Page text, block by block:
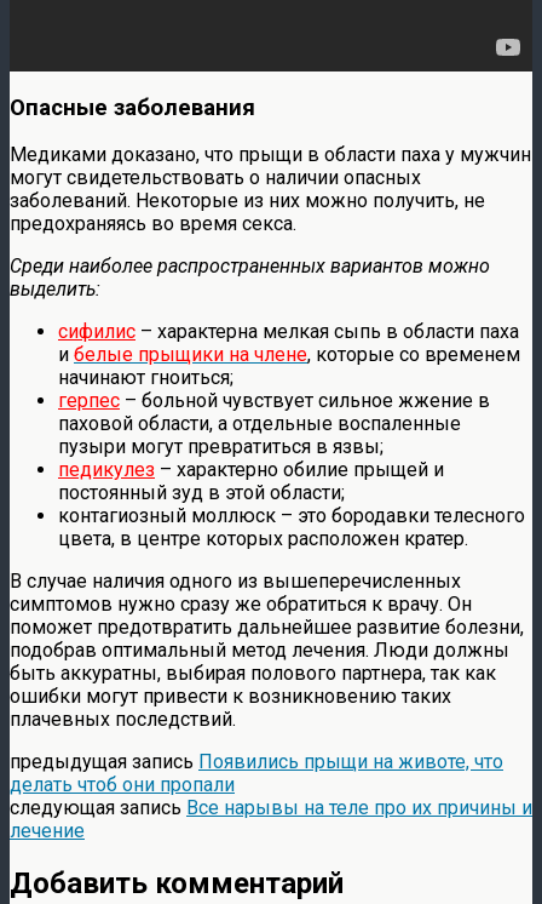
Опасные заболевания
Медиками доказано, что прыщи в области паха у мужчин
могут свидетельствовать о наличии опасных
заболеваний. Некоторые из них можно получить, не
предохраняясь во время секса.
Среди наиболее распространенных вариантов можно
выделить:
сифилис – характерна мелкая сыпь в области паха
и белые прыщики на члене, которые со временем
начинают гноиться;
герпес – больной чувствует сильное жжение в
паховой области, а отдельные воспаленные
пузыри могут превратиться в язвы;
педикулез – характерно обилие прыщей и
постоянный зуд в этой области;
контагиозный моллюск – это бородавки телесного
цвета, в центре которых расположен кратер.
В случае наличия одного из вышеперечисленных
симптомов нужно сразу же обратиться к врачу. Он
поможет предотвратить дальнейшее развитие болезни,
подобрав оптимальный метод лечения. Люди должны
быть аккуратны, выбирая полового партнера, так как
ошибки могут привести к возникновению таких
плачевных последствий.
предыдущая запись Появились прыщи на животе, что
делать чтоб они пропали
следующая запись Все нарывы на теле про их причины и
лечение
Добавить комментарий